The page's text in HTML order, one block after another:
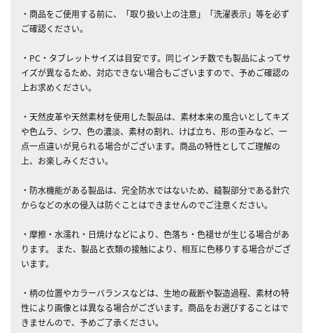
・商品をご使用する前に、「取り扱い上の注意」「洗濯表示」等を必ず
ご確認ください。
・PC・タブレットサイズは目安です。同じインチ数でも製品によってサ
イズが異なるため、対応できない場合もございますので、予めご確認の
上お求めください。
・天然皮革や天然素材を使用した製品は、素材本来の風合いとしてキズ
や色ムラ、シワ、色の濃淡、素材の割れ、けば立ち、形の歪みなど、一
点一点違いが見られる場合がございます。商品の特性としてご理解の
上、お楽しみください。
・防水機能がある製品は、完全防水ではないため、縫製部分である針穴
からなどの水の侵入は防ぐことはできませんのでご注意ください。
・摩擦・水濡れ・日焼けなどにより、色落ち・色褪せが生じる場合があ
ります。 また、製品と衣類の接触により、相互に色移りする場合がござ
います。
・柄の位置やカラーバランスなどは、生地の裁断や製造過程、素材の特
性により画像とは異なる場合がございます。商品をお選びすることはで
きませんので、予めご了承ください。